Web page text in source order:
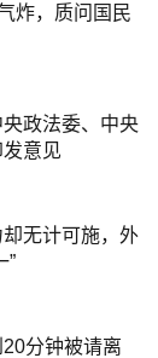
炸，质问国民
政法委、中央
意见
无计可施，外
”
分钟被请离